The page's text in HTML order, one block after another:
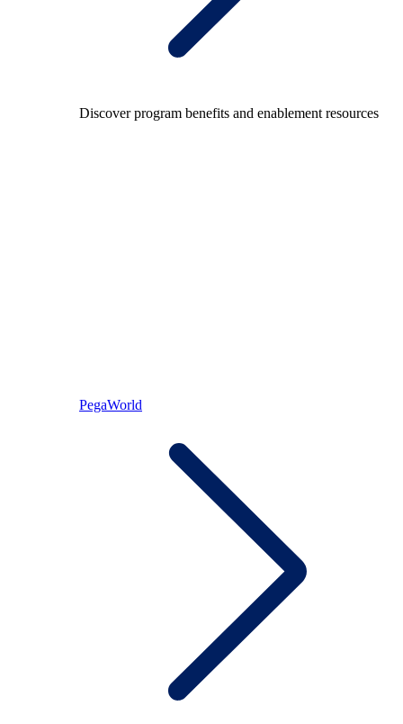
Discover program benefits and enablement resources
PegaWorld